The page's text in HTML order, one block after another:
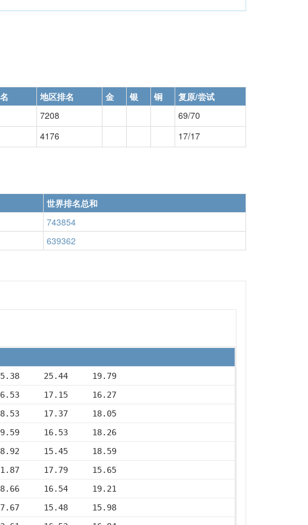
地区排名 金 银 铜
复原/尝试
7208
69/70
4176 17/17
世界排名总和
743854
639362
25.44     19.79
17.15     16.27
17.37     18.05
16.53     18.26
15.45     18.59
17.79     15.65
16.54     19.21
15.48     15.98